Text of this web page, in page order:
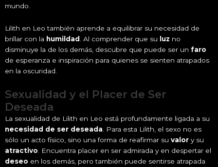
mundo.
Lilith en Leo también aprende a equilibrar su necesidad de
brillar con la humildad . Al comprender que su luz no
disminuye la de los demás, descubre que puede ser un faro
de esperanza e inspiración para quienes se sienten atrapados
en la oscuridad.
Sexualidad y el Placer de Ser
Deseada
La sexualidad de Lilith en Leo está profundamente ligada a su
necesidad de ser deseada . Para esta Lilith, el sexo no es
sólo un acto físico, sino una forma de reafirmar su valor y su
atractivo . Encuentra placer en ser admirada y en despertar el
deseo en los demás, pero también puede sentirse atrapada